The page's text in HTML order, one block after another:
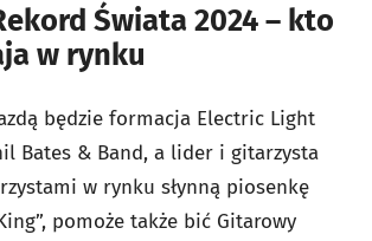
Świata 2024 – kto
w rynku
będzie formacja Electric Light
Bates & Band, a lider i gitarzysta
w rynku słynną piosenkę
pomoże także bić Gitarowy